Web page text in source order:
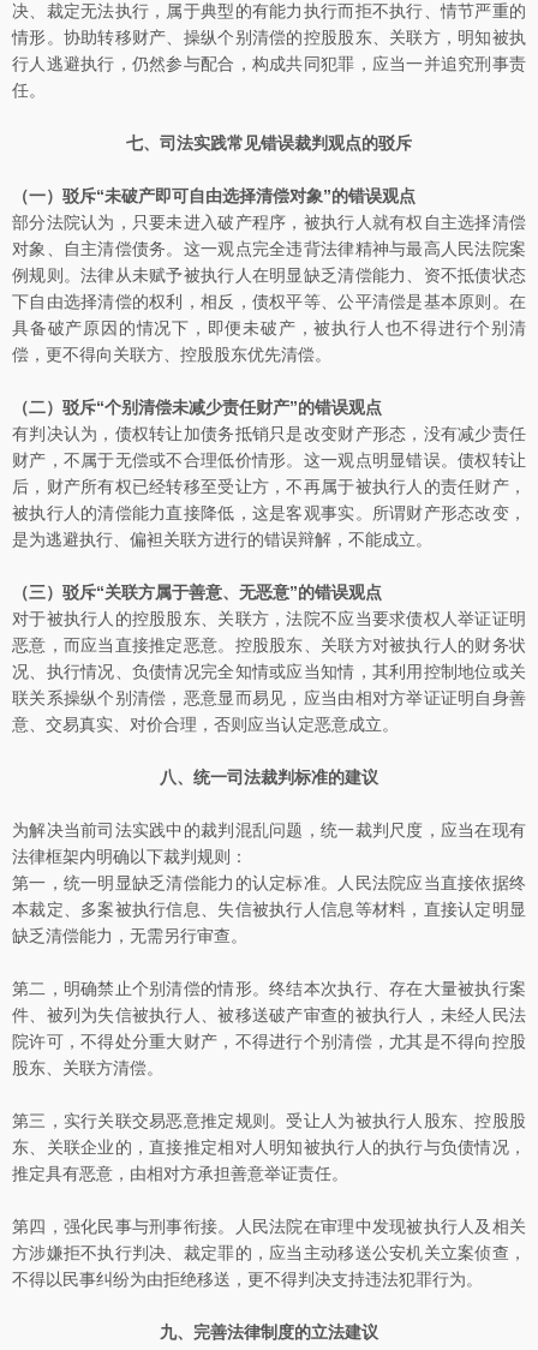
决、裁定无法执行，属于典型的有能力执行而拒不执行、情节严重的
情形。协助转移财产、操纵个别清偿的控股股东、关联方，明知被执
行人逃避执行，仍然参与配合，构成共同犯罪，应当一并追究刑事责
任。
七、司法实践常见错误裁判观点的驳斥
（一）驳斥“未破产即可自由选择清偿对象”的错误观点
部分法院认为，只要未进入破产程序，被执行人就有权自主选择清偿
对象、自主清偿债务。这一观点完全违背法律精神与最高人民法院案
例规则。法律从未赋予被执行人在明显缺乏清偿能力、资不抵债状态
下自由选择清偿的权利，相反，债权平等、公平清偿是基本原则。在
具备破产原因的情况下，即便未破产，被执行人也不得进行个别清
偿，更不得向关联方、控股股东优先清偿。
（二）驳斥“个别清偿未减少责任财产”的错误观点
有判决认为，债权转让加债务抵销只是改变财产形态，没有减少责任
财产，不属于无偿或不合理低价情形。这一观点明显错误。债权转让
后，财产所有权已经转移至受让方，不再属于被执行人的责任财产，
被执行人的清偿能力直接降低，这是客观事实。所谓财产形态改变，
是为逃避执行、偏袒关联方进行的错误辩解，不能成立。
（三）驳斥“关联方属于善意、无恶意”的错误观点
对于被执行人的控股股东、关联方，法院不应当要求债权人举证证明
恶意，而应当直接推定恶意。控股股东、关联方对被执行人的财务状
况、执行情况、负债情况完全知情或应当知情，其利用控制地位或关
联关系操纵个别清偿，恶意显而易见，应当由相对方举证证明自身善
意、交易真实、对价合理，否则应当认定恶意成立。
八、统一司法裁判标准的建议
为解决当前司法实践中的裁判混乱问题，统一裁判尺度，应当在现有
法律框架内明确以下裁判规则：
第一，统一明显缺乏清偿能力的认定标准。人民法院应当直接依据终
本裁定、多案被执行信息、失信被执行人信息等材料，直接认定明显
缺乏清偿能力，无需另行审查。
第二，明确禁止个别清偿的情形。终结本次执行、存在大量被执行案
件、被列为失信被执行人、被移送破产审查的被执行人，未经人民法
院许可，不得处分重大财产，不得进行个别清偿，尤其是不得向控股
股东、关联方清偿。
第三，实行关联交易恶意推定规则。受让人为被执行人股东、控股股
东、关联企业的，直接推定相对人明知被执行人的执行与负债情况，
推定具有恶意，由相对方承担善意举证责任。
第四，强化民事与刑事衔接。人民法院在审理中发现被执行人及相关
方涉嫌拒不执行判决、裁定罪的，应当主动移送公安机关立案侦查，
不得以民事纠纷为由拒绝移送，更不得判决支持违法犯罪行为。
九、完善法律制度的立法建议